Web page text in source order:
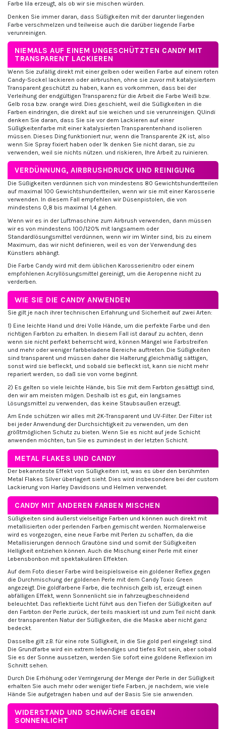
Farbe lila erzeugt, als ob wir sie mischen würden.
Denken Sie immer daran, dass Süßigkeiten mit der darunter liegenden
Farbe verschmelzen und teilweise auch die darüber liegende Farbe
verunreinigen.
NIEMALS AUF EINEM UNGESCHÜTZTEN CANDY MIT
TRANSPARENT LACKIEREN
Wenn Sie zufällig direkt mit einer gelben oder weißen Farbe auf einem roten
Candy-Sockel lackieren oder airbrushen, ohne sie zuvor mit katalysiertem
Transparent geschützt zu haben, kann es vorkommen, dass bei der
Verleihung der endgültigen Transparenz für die Arbeit die Farbe Weiß bzw.
Gelb rosa bzw. orange wird. Dies geschieht, weil die Süßigkeiten in die
Farben eindringen, die direkt auf sie weichen und sie verunreinigen. QUindi
denken Sie daran, dass Sie sie vor dem Lackieren auf einer
Süßigkeitenfarbe mit einer katalysierten Transparentenhand isolieren
müssen. Dieses Ding funktioniert nur, wenn die Transparente 2K ist, also
wenn Sie Spray fixiert haben oder 1k denken Sie nicht daran, sie zu
verwenden, weil sie nichts nützen. und riskieren, Ihre Arbeit zu ruinieren.
VERDÜNNUNG, AIRBRUSHDRUCK UND REINIGUNG
Die Süßigkeiten verdünnen sich von mindestens 80 Gewichtshundertteilen
auf maximal 100 Gewichtshundertteilen, wenn wir sie mit einer Karosserie
verwenden. In diesem Fall empfehlen wir Düsenpistolen, die von
mindestens 0,8 bis maximal 1,4 gehen.
Wenn wir es in der Luftmaschine zum Airbrush verwenden, dann müssen
wir es von mindestens 100/120% mit langsamem oder
Standardlösungsmittel verdünnen, wenn wir im Winter sind, bis zu einem
Maximum, das wir nicht definieren, weil es von der Verwendung des
Künstlers abhängt.
Die Farbe Candy wird mit dem üblichen Karosserienitro oder einem
empfohlenen Acryllösungsmittel gereinigt, um die Aeropenne nicht zu
verderben.
WIE SIE DIE CANDY ANWENDEN
Sie gilt je nach ihrer technischen Erfahrung und Sicherheit auf zwei Arten:
1) Eine leichte Hand und drei Volle Hände, um die perfekte Farbe und den
richtigen Farbton zu erhalten. In diesem Fall ist darauf zu achten, denn
wenn sie nicht perfekt beherrscht wird, können Mängel wie Farbstreifen
und mehr oder weniger farbbeladene Bereiche auftreten. Die Süßigkeiten
sind transparent und müssen daher die Halterung gleichmäßig sättigen,
sonst wird sie befleckt, und sobald sie befleckt ist, kann sie nicht mehr
repariert werden, so daß sie von vorne beginnt.
2) Es gelten so viele leichte Hände, bis Sie mit dem Farbton gesättigt sind,
den wir am meisten mögen. Deshalb ist es gut, ein langsames
Lösungsmittel zu verwenden, das keine Staubsaußen erzeugt.
Am Ende schützen wir alles mit 2K-Transparent und UV-Filter. Der Filter ist
bei jeder Anwendung der Durchsichtigkeit zu verwenden, um den
größtmöglichen Schutz zu bieten. Wenn Sie es nicht auf jede Schicht
anwenden möchten, tun Sie es zumindest in der letzten Schicht.
METAL FLAKES UND CANDY
Der bekannteste Effekt von Süßigkeiten ist, was es über den berühmten
Metal Flakes Silver überlagert sieht. Dies wird insbesondere bei der custom
Lackierung von Harley Davidsons und Helmen verwendet.
CANDY MIT ANDEREN FARBEN MISCHEN
Süßigkeiten sind äußerst vielseitige Farben und können auch direkt mit
metallisierten oder perlenden Farben gemischt werden. Normalerweise
wird es vorgezogen, eine neue Farbe mit Perlen zu schaffen, da die
Metallisierungen dennoch Grautöne sind und somit der Süßigkeiten
Helligkeit entziehen können. Auch die Mischung einer Perle mit einer
Lebensbonbon mit spektakulären Effekten.
Auf dem Foto dieser Farbe wird beispielsweise ein goldener Reflex gegen
die Durchmischung der goldenen Perle mit dem Candy Toxic Green
angezeigt. Die goldfarbene Farbe, die technisch gelb ist, erzeugt einen
abfälligen Effekt, wenn Sonnenlicht sie in fahrzeugbeschneidend
beleuchtet. Das reflektierte Licht führt aus den Tiefen der Süßigkeiten auf
den Farbton der Perle zurück, der teils maskiert ist und zum Teil nicht dank
der transparenten Natur der Süßigkeiten, die die Maske aber nicht ganz
bedeckt.
Dasselbe gilt z.B. für eine rote Süßigkeit, in die Sie gold perl eingelegt sind.
Die Grundfarbe wird ein extrem lebendiges und tiefes Rot sein, aber sobald
Sie es der Sonne aussetzen, werden Sie sofort eine goldene Reflexion im
Schnitt sehen.
Durch Die Erhöhung oder Verringerung der Menge der Perle in der Süßigkeit
erhalten Sie auch mehr oder weniger tiefe Farben, je nachdem, wie viele
Hände Sie aufgetragen haben und auf der Basis Sie sie anwenden.
WIDERSTAND UND SCHWÄCHE GEGEN
SONNENLICHT